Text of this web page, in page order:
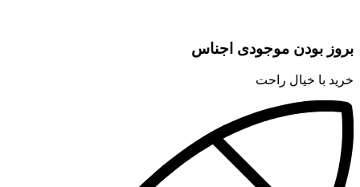
بروز بودن موجودی اجناس
خرید با خیال راحت